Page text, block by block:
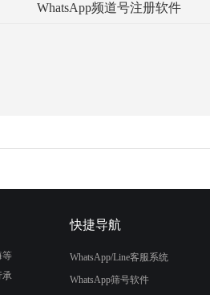
WhatsApp频道号注册软件
等
快捷导航
WhatsApp/Line客服系统
WhatsApp筛号软件